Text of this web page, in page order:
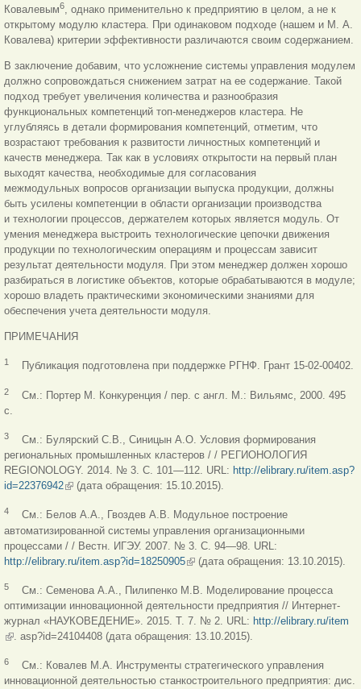
Ковалевым6, однако применительно к предприятию в целом, а не к
открытому модулю кластера. При одинаковом подходе (нашем и М. А.
Ковалева) критерии эффективности различаются своим содержанием.
В заключение добавим, что усложнение системы управления модулем
должно сопровождаться снижением затрат на ее содержание. Такой
подход требует увеличения количества и разнообразия
функциональных компетенций топ-менеджеров кластера. Не
углубляясь в детали формирования компетенций, отметим, что
возрастают требования к развитости личностных компетенций и
качеств менеджера. Так как в условиях открытости на первый план
выходят качества, необходимые для согласования
межмодульных вопросов организации выпуска продукции, должны
быть усилены компетенции в области организации производства
и технологии процессов, держателем которых является модуль. От
умения менеджера выстроить технологические цепочки движения
продукции по технологическим операциям и процессам зависит
результат деятельности модуля. При этом менеджер должен хорошо
разбираться в логистике объектов, которые обрабатываются в модуле;
хорошо владеть практическими экономическими знаниями для
обеспечения учета деятельности модуля.
ПРИМЕЧАНИЯ
1 Публикация подготовлена при поддержке РГНФ. Грант 15-02-00402.
2
См.: Портер М. Конкуренция / пер. с англ. М.: Вильямс, 2000. 495
с.
3
См.: Булярский С.В., Синицын А.О. Условия формирования
региональных промышленных кластеров / / РЕГИОНОЛОГИЯ
REGIONOLOGY. 2014. № 3. С. 101—112. URL: http://elibrary.ru/item.asp?
id=22376942(внешняя ссылка)
(дата обращения: 15.10.2015).
4
См.: Белов А.А., Гвоздев А.В. Модульное построение
автоматизированной системы управления организационными
процессами / / Вестн. ИГЭУ. 2007. № 3. С. 94—98. URL:
http://elibrary.ru/item.asp?id=18250905(внешняя ссылка)
(дата обращения: 13.10.2015).
5
См.: Семенова А.А., Пилипенко М.В. Моделирование процесса
оптимизации инновационной деятельности предприятия // Интернет-
журнал «НАУКОВЕДЕНИЕ». 2015. Т. 7. № 2. URL: http://elibrary.ru/item
(внешняя ссылка)
. asp?id=24104408 (дата обращения: 13.10.2015).
6
См.: Ковалев М.А. Инструменты стратегического управления
инновационной деятельностью станкостроительного предприятия: дис.